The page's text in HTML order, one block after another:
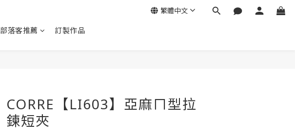
部落客推薦 訂製作品
繁體中文
CORRE【LI603】亞麻ㄇ型拉
鍊短夾